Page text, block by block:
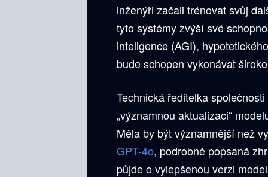
inženýři začali trénovat svůj
tyto systémy zvýší své
inteligence (AGI),
bude schopen vykonávat
Technická ředitelka
„významnou aktualizaci“
Měla by být významnější než
GPT-4o, podrobně popsaná
půjde o vylepšenou verzi